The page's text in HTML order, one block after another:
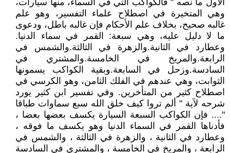
الاول ما نصه " فالكواكب التي في السماء، منها سيارات،
وهي المتخيرة في اصطلاح علماء التفسير، وهو علم
غالبه صحيح، بخلاف علم الأحكام فإن غالبه باطل، ودعوى
ما لا دليل عليه، وهي سبعة: القمر في سماء الدنيا.
وعطارد في الثانية.والزهرة في الثالثة.والشمس في
الرابعة.والمريخ في الخامسة.والمشتري في
السادسة.وزحل في السابعة.وبقية الكواكب يسمونها
الثوابت، وهي عندهم في الفلك الثامن، وهو الكرسي في
اصطلاح كثير من المتأخرين. وفي تفسير ابن كثير يورد
شرحه لآية " ألم تروا كيف خلق الله سبع سماوات طباقا
".... فإن الكواكب السبعة السيارة يكسف بعضها بعضا ،
فأدناها القمر في السماء الدنيا وهو يكسف ما فوقه ،
وعطارد في الثانية ، والزهرة في الثالثة ، والشمس في
الرابعة ، والمريخ في الخامسة ، والمشتري في السادسة